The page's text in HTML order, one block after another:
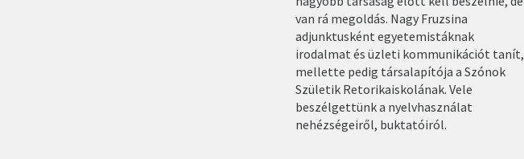
van rá megoldás. Nagy Fruzsina
adjunktusként egyetemistáknak
irodalmat és üzleti kommunikációt tanít,
mellette pedig társalapítója a Szónok
Születik Retorikaiskolának. Vele
beszélgettünk a nyelvhasználat
nehézségeiről, buktatóiról.